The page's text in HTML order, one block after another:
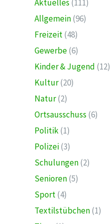
Aktuelles (111)
Allgemein(96)
Freizeit(48)
Gewerbe(6)
Kinder & Jugend (12)
Kultur(20)
Natur(2)
Ortsausschuss (6)
Politik(1)
Polizei(3)
Schulungen(2)
Senioren(5)
Sport(4)
Textilstübchen(1)